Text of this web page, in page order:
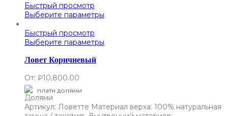
Быстрый просмотр
Выберите параметры
Быстрый просмотр
Выберите параметры
Ловет Коричневый
От: ₽10,800.00
плати долями
Артикул: Ловетте Материал верха: 100% натуральная